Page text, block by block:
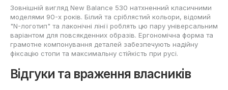
Зовнішній вигляд New Balance 530 натхненний класичними
моделями 90-х років. Білий та сріблястий кольори, відомий
"N-логотип" та лаконічні лінії роблять цю пару універсальним
варіантом для повсякденних образів. Ергономічна форма та
грамотне компонування деталей забезпечують надійну
фіксацію стопи та максимальну стійкість при русі.
Відгуки та враження власників